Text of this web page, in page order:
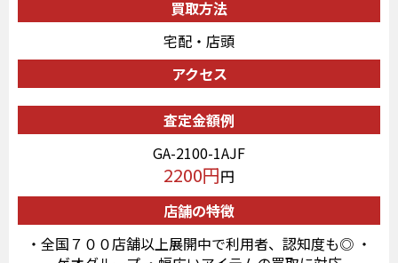
買取方法
宅配・店頭
アクセス
査定金額例
GA-2100-1AJF
2200円円
店舗の特徴
・全国７００店舗以上展開中で利用者、認知度も◎ ・